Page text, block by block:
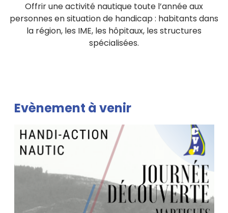
Offrir une activité nautique toute l’année aux
personnes en situation de handicap : habitants dans
la région, les IME, les hôpitaux, les structures
spécialisées.
Evènement à venir